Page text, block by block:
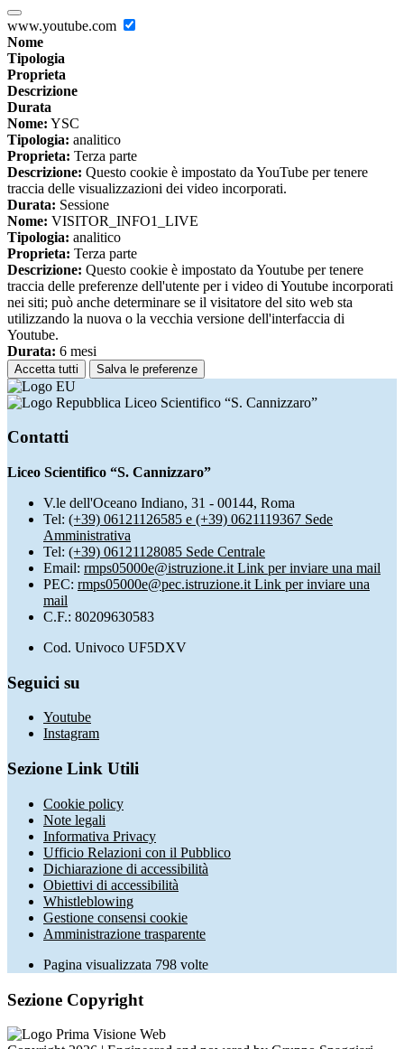
www.youtube.com
Nome
Tipologia
Proprieta
Descrizione
Durata
Nome: YSC
Tipologia: analitico
Proprieta: Terza parte
Descrizione: Questo cookie è impostato da YouTube per tenere
traccia delle visualizzazioni dei video incorporati.
Durata: Sessione
Nome: VISITOR_INFO1_LIVE
Tipologia: analitico
Proprieta: Terza parte
Descrizione: Questo cookie è impostato da Youtube per tenere
traccia delle preferenze dell'utente per i video di Youtube incorporati
nei siti; può anche determinare se il visitatore del sito web sta
utilizzando la nuova o la vecchia versione dell'interfaccia di
Youtube.
Durata: 6 mesi
Accetta tutti Salva le preferenze
Liceo Scientifico “S. Cannizzaro”
Contatti
Liceo Scientifico “S. Cannizzaro”
V.le dell'Oceano Indiano, 31 - 00144, Roma
Tel: (+39) 06121126585 e (+39) 0621119367 Sede
Amministrativa
Tel: (+39) 06121128085 Sede Centrale
Email: rmps05000e@istruzione.it Link per inviare una mail
PEC: rmps05000e@pec.istruzione.it Link per inviare una
mail
C.F.: 80209630583
Cod. Univoco UF5DXV
Seguici su
Youtube
Instagram
Sezione Link Utili
Cookie policy
Note legali
Informativa Privacy
Ufficio Relazioni con il Pubblico
Dichiarazione di accessibilità
Obiettivi di accessibilità
Whistleblowing
Gestione consensi cookie
Amministrazione trasparente
Pagina visualizzata 798 volte
Sezione Copyright